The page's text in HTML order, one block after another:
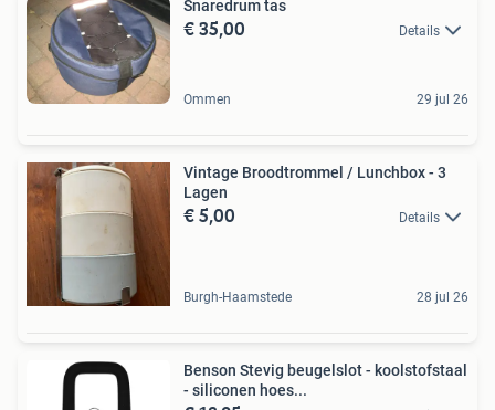
Snaredrum tas
€ 35,00 Details
Ommen 29 jul 26
Vintage Broodtrommel / Lunchbox - 3
Lagen
€ 5,00 Details
Burgh-Haamstede 28 jul 26
Benson Stevig beugelslot - koolstofstaal
- siliconen hoes...